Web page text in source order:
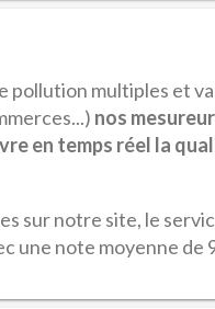
pollution multiples et
nos
en temps réel la
sur notre site, le
une note moyenne